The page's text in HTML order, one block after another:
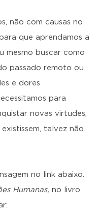
não com causas no
que aprendamos a
mesmo buscar como
passado remoto ou
e dores
para
novas virtudes,
talvez não
no link abaixo.
Humanas, no livro